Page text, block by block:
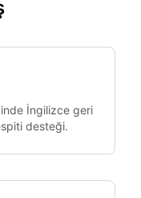
İngilizce geri
desteği.